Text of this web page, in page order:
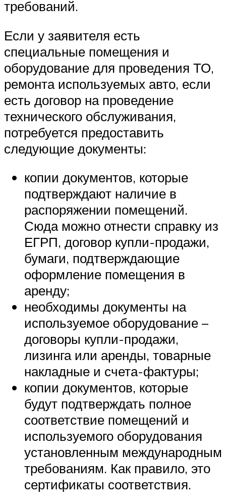
требований.
Если у заявителя есть
специальные помещения и
оборудование для проведения ТО,
ремонта используемых авто, если
есть договор на проведение
технического обслуживания,
потребуется предоставить
следующие документы:
копии документов, которые
подтверждают наличие в
распоряжении помещений.
Сюда можно отнести справку из
ЕГРП, договор купли-продажи,
бумаги, подтверждающие
оформление помещения в
аренду;
необходимы документы на
используемое оборудование –
договоры купли-продажи,
лизинга или аренды, товарные
накладные и счета-фактуры;
копии документов, которые
будут подтверждать полное
соответствие помещений и
используемого оборудования
установленным международным
требованиям. Как правило, это
сертификаты соответствия.